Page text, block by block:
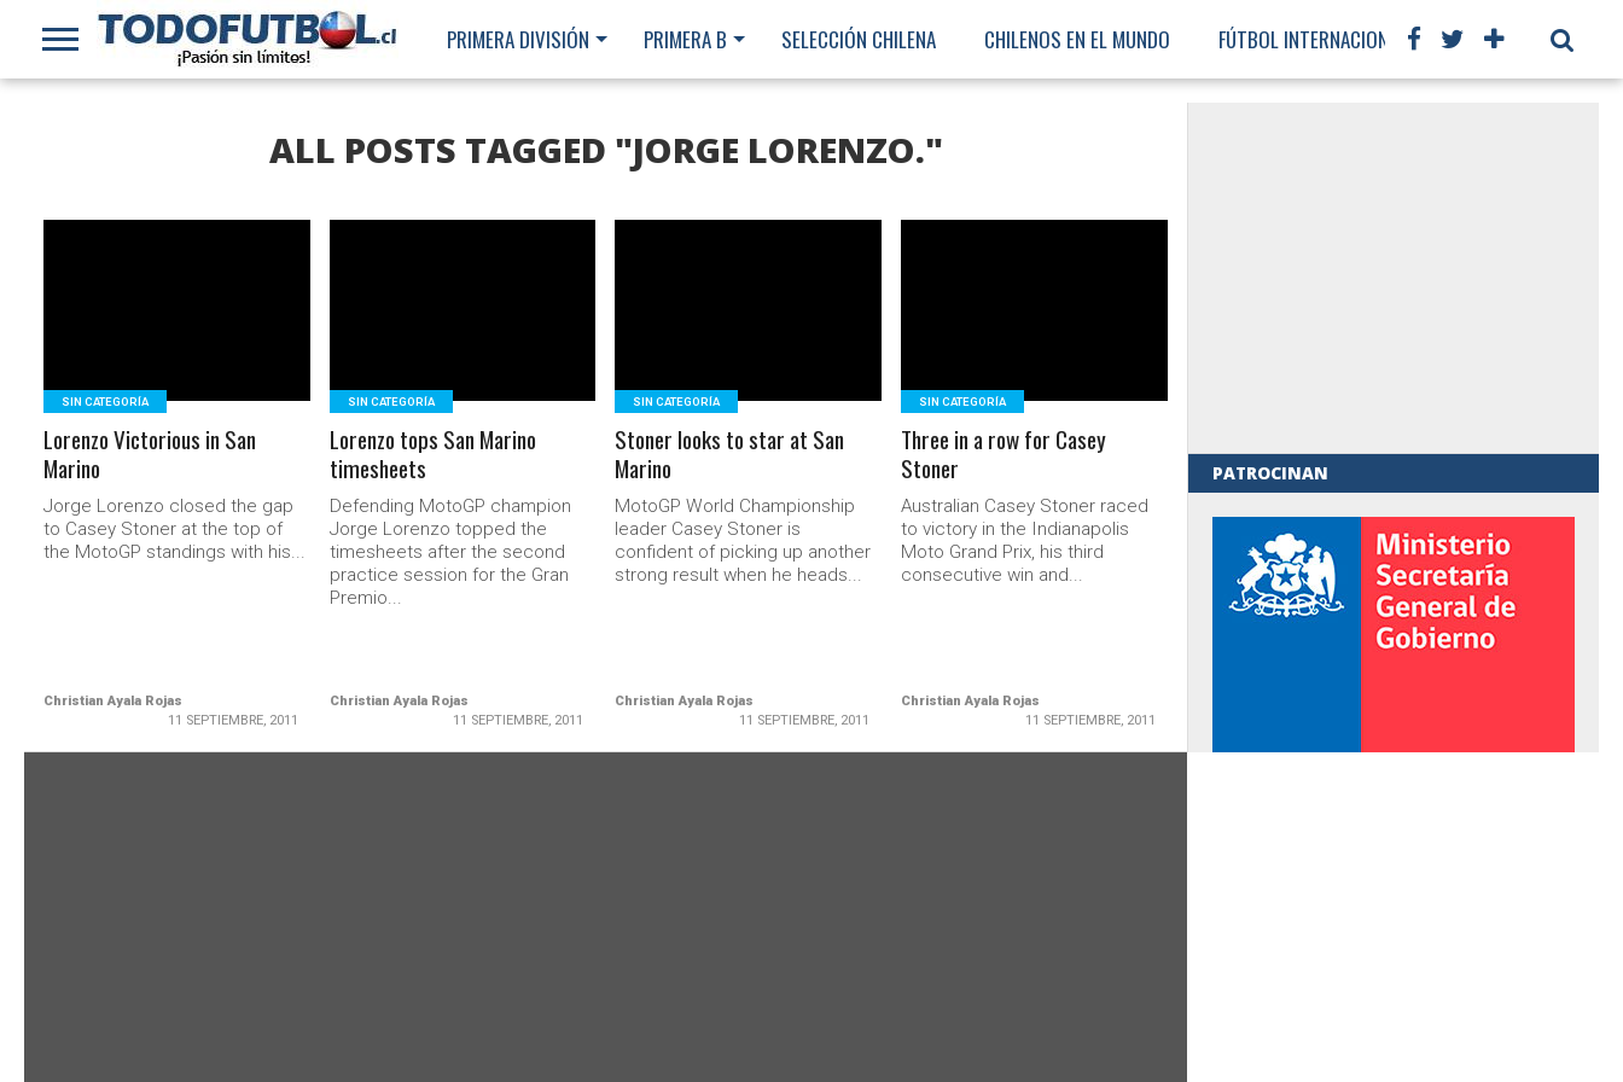
PRIMERA DIVISIÓN PRIMERA B SELECCIÓN CHILENA CHILENOS EN EL MUNDO FÚTBOL INTERNACIONAL
ALL POSTS TAGGED "JORGE LORENZO."
SIN CATEGORÍA
Lorenzo Victorious in San
Marino
Jorge Lorenzo closed the gap
to Casey Stoner at the top of
the MotoGP standings with his...
Christian Ayala Rojas
11 SEPTIEMBRE, 2011
SIN CATEGORÍA
Lorenzo tops San Marino
timesheets
Defending MotoGP champion
Jorge Lorenzo topped the
timesheets after the second
practice session for the Gran
Premio...
Christian Ayala Rojas
11 SEPTIEMBRE, 2011
SIN CATEGORÍA
Stoner looks to star at San
Marino
MotoGP World Championship
leader Casey Stoner is
confident of picking up another
strong result when he heads...
Christian Ayala Rojas
11 SEPTIEMBRE, 2011
SIN CATEGORÍA
Three in a row for Casey
Stoner
Australian Casey Stoner raced
to victory in the Indianapolis
Moto Grand Prix, his third
consecutive win and...
Christian Ayala Rojas
11 SEPTIEMBRE, 2011
PATROCINAN
Ministerio Secretaría General de Gobierno